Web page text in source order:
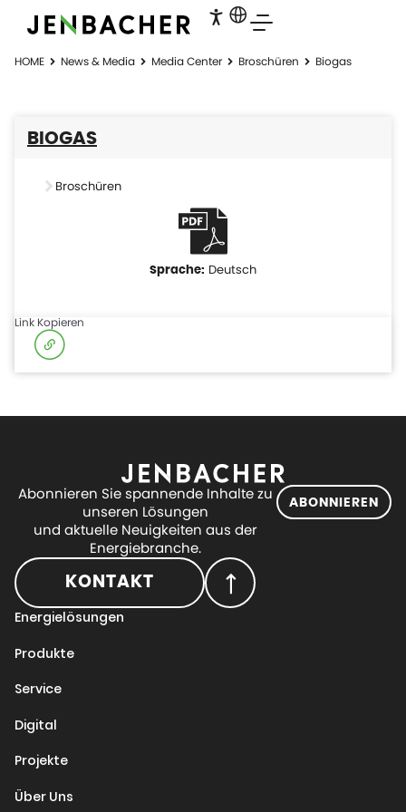
HOME News & Media Media Center Broschüren Biogas
BIOGAS
Broschüren
Deutsch
Link Kopieren
Abonnieren Sie spannende Inhalte zu
unseren Lösungen
und aktuelle Neuigkeiten aus der
Energiebranche.
ABONNIEREN
KONTAKT
Energielösungen
Produkte
Service
Digital
Projekte
Über Uns